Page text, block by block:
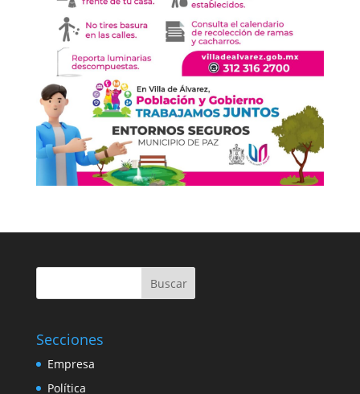
Buscar
Secciones
Empresa
Política